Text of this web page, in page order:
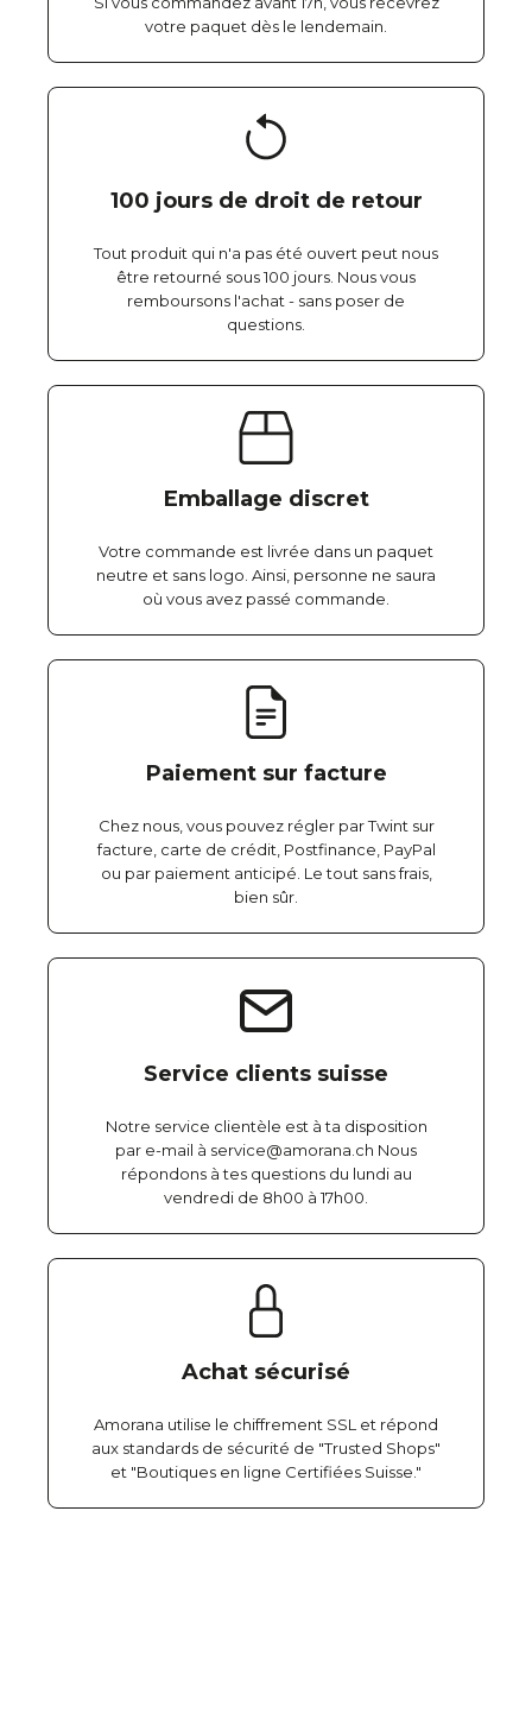
votre paquet dès le lendemain.
100 jours de droit de retour
Tout produit qui n'a pas été ouvert peut nous
être retourné sous 100 jours. Nous vous
remboursons l'achat - sans poser de
questions.
Emballage discret
Votre commande est livrée dans un paquet
neutre et sans logo. Ainsi, personne ne saura
où vous avez passé commande.
Paiement sur facture
Chez nous, vous pouvez régler par Twint sur
facture, carte de crédit, Postfinance, PayPal
ou par paiement anticipé. Le tout sans frais,
bien sûr.
Service clients suisse
Notre service clientèle est à ta disposition
par e-mail à service@amorana.ch Nous
répondons à tes questions du lundi au
vendredi de 8h00 à 17h00.
Achat sécurisé
Amorana utilise le chiffrement SSL et répond
aux standards de sécurité de "Trusted Shops"
et "Boutiques en ligne Certifiées Suisse."